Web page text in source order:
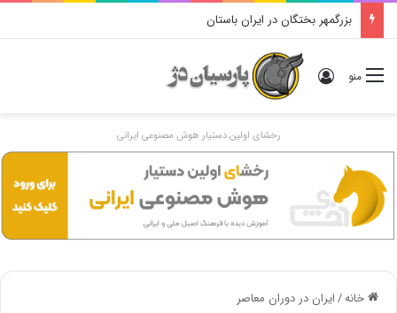
دوگانهٔ «ایرانی و اَنیرانی»: بررسی تاریخی، مفهومی و ایدئولوژیک
منو ورود
رخشای اولین دستیار هوش مصنوعی ایرانی
خانه/ایران در دوران معاصر